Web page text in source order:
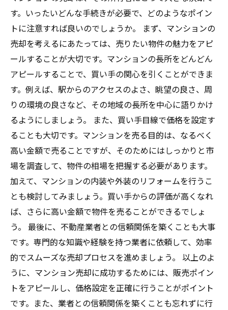
す。いったいどんな手続きが必要で、どのようなポイン
トに注意すれば良いのでしょうか。 まず、マンションの
売却を考えるにあたっては、売りたい物件の魅力をアピ
ールすることが大切です。マンションの長所をどんどん
アピールすることで、買い手の関心を引くことができま
す。例えば、駅からのアクセスのよさ、眺望の良さ、周
りの環境の良さなど、その地域の長所を中心に語りかけ
るようにしましょう。 また、買い手目線で価格を設定す
ることも大切です。マンションを売る目的は、なるべく
高い金額で売ることですが、そのためにはしっかりと市
場を調査して、物件の相場を把握する必要があります。
加えて、マンションの内装や外装のリフォームを行うこ
とも検討してみましょう。買い手からの評価が高くなれ
ば、さらに高い金額で物件を売ることができるでしょ
う。 最後に、不動産業者との信頼関係を築くことも大事
です。専門的な知識や経験を持つ業者に依頼して、効率
的でスムーズな売却プロセスを進めましょう。 以上のよ
うに、マンション売却に成功するためには、販売ポイン
トをアピールし、価格設定を正確に行うことがポイント
です。また、業者との信頼関係を築くことも忘れずに行